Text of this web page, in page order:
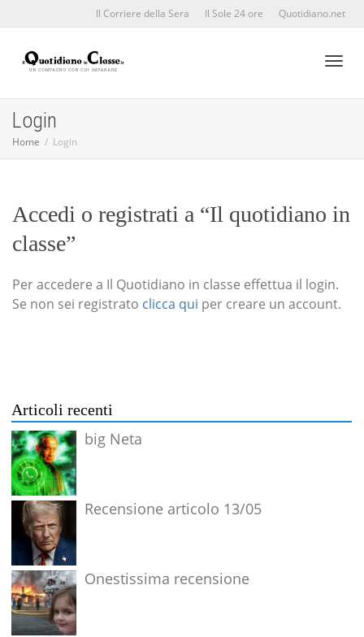
Il Corriere della Sera Il Sole 24 ore Quotidiano.net
Login
Home Login
Accedi o registrati a “Il quotidiano in
classe”
Per accedere a Il Quotidiano in classe effettua il login.
Se non sei registrato clicca qui per creare un account.
Articoli recenti
big Neta
Recensione articolo 13/05
Onestissima recensione